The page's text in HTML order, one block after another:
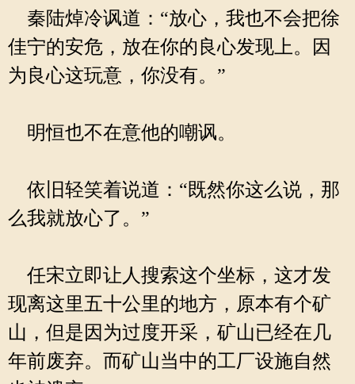
秦陆焯冷讽道：“放心，我也不会把徐
佳宁的安危，放在你的良心发现上。因
为良心这玩意，你没有。”
明恒也不在意他的嘲讽。
依旧轻笑着说道：“既然你这么说，那
么我就放心了。”
任宋立即让人搜索这个坐标，这才发
现离这里五十公里的地方，原本有个矿
山，但是因为过度开采，矿山已经在几
年前废弃。而矿山当中的工厂设施自然